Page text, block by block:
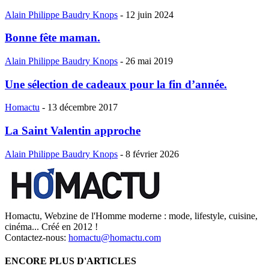
Alain Philippe Baudry Knops - 12 juin 2024
Bonne fête maman.
Alain Philippe Baudry Knops - 26 mai 2019
Une sélection de cadeaux pour la fin d’année.
Homactu - 13 décembre 2017
La Saint Valentin approche
Alain Philippe Baudry Knops - 8 février 2026
Homactu, Webzine de l'Homme moderne : mode, lifestyle, cuisine,
cinéma... Créé en 2012 !
Contactez-nous: homactu@homactu.com
ENCORE PLUS D'ARTICLES